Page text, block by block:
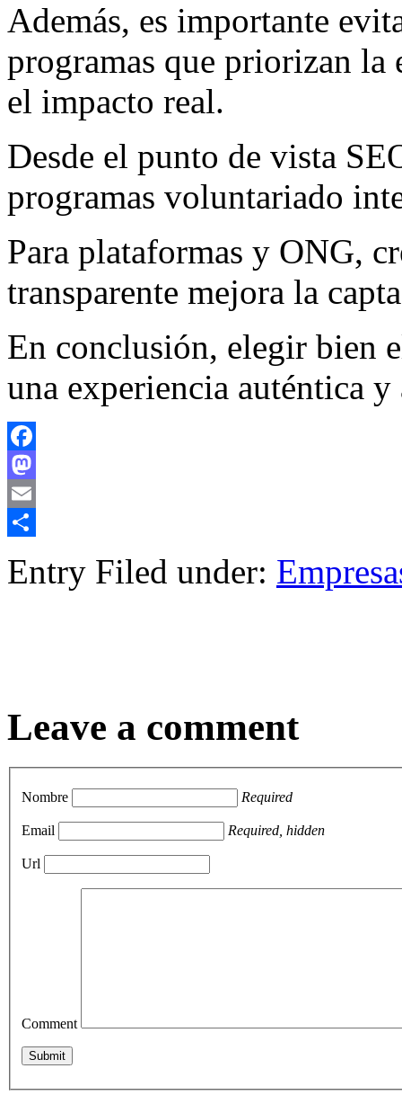
Además, es importante
programas que priorizan
el impacto real.
Desde el punto de vista
programas voluntariado
Para plataformas y ONG,
transparente mejora la
En conclusión, elegir bien
una experiencia auténtica
Facebook
Mastodon
Email
Entry Filed under:
Leave a comment
Nombre Required
Email Required, hidden
Url
Comment